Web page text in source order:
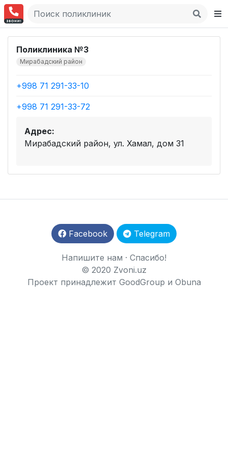
Поликлиника №3
Мирабадский район
+998 71 291-33-10
+998 71 291-33-72
Адрес:
Мирабадский район, ул. Хамал, дом 31
Facebook Telegram
Напишите нам · Спасибо!
© 2020 Zvoni.uz
Проект принадлежит GoodGroup и Obuna